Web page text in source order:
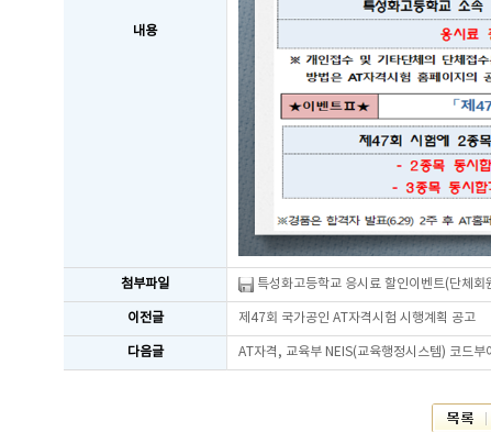
내용
첨부파일 특성화고등학교 응시료 할인이벤트(단체
이전글 제47회 국가공인 AT자격시험 시행계획 공고
다음글 AT자격, 교육부 NEIS(교육행정시스템) 코드부